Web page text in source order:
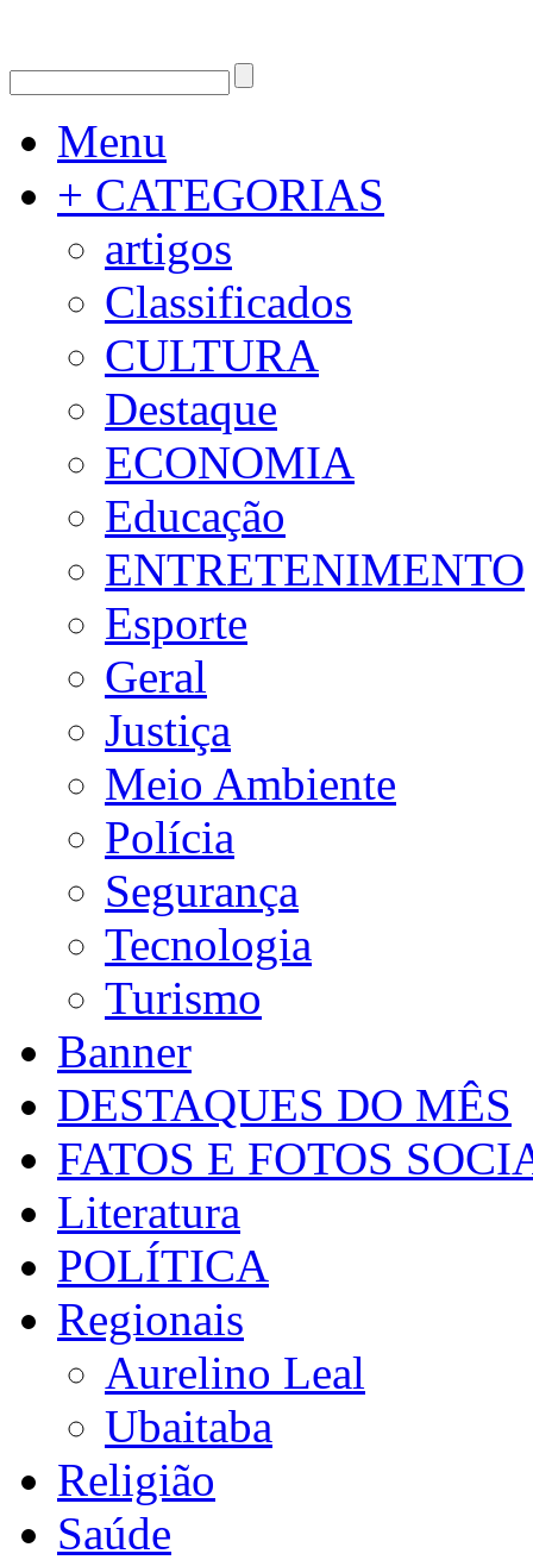
Menu
+ CATEGORIAS
artigos
Classificados
CULTURA
Destaque
ECONOMIA
Educação
ENTRETENIMENTO
Esporte
Geral
Justiça
Meio Ambiente
Polícia
Segurança
Tecnologia
Turismo
Banner
DESTAQUES DO MÊS
FATOS E FOTOS
Literatura
POLÍTICA
Regionais
Aurelino Leal
Ubaitaba
Religião
Saúde